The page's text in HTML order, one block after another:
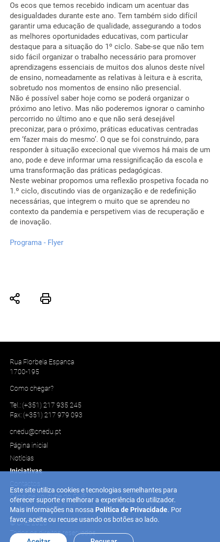
Os ecos que temos recebido indicam um acentuar das
desigualdades durante este ano. Tem também sido difícil
garantir uma educação de qualidade, assegurando a todos
as melhores oportunidades educativas, com particular
destaque para a situação do 1º ciclo. Sabe-se que não tem
sido fácil organizar o trabalho necessário para promover
aprendizagens essenciais de muitos dos alunos deste nível
de ensino, nomeadamente as relativas à leitura e à escrita,
sobretudo nos momentos de ensino não presencial.
Não é possível saber hoje como se poderá organizar o
próximo ano letivo. Mas não poderemos ignorar o caminho
percorrido no último ano e que não será desejável
preconizar, para o próximo, práticas educativas centradas
em ‘fazer mais do mesmo’. O que se foi construindo, para
responder à situação excecional que vivemos há mais de um
ano, pode e deve informar uma ressignificação da escola e
uma transformação das práticas pedagógicas.
Neste webinar propomos uma reflexão prospetiva focada no
1.º ciclo, discutindo vias de organização e de redefinição
necessárias, que integrem o muito que se aprendeu no
contexto da pandemia e perspetivem vias de recuperação e
de inovação.
Programa - Flyer
Rua Florbela Espanca
1700-195
Como chegar?
Tel.: (+351) 217 935 245
Fax: (+351) 217 979 093
cnedu@cnedu.pt
Página inicial
Notícias
Iniciativas
Contactos
Canal de Youtube do CNE
Linkedin do CNE
© CNE 2026
Todos os direitos reservados..
Este site utiliza cookies e tecnologias semelhantes para
oferecer suporte e melhorar a experiência do utilizador.
Mais informações na nossa Política de Privacidade. Por
favor, aceite ou recuse usando os botões ao lado.